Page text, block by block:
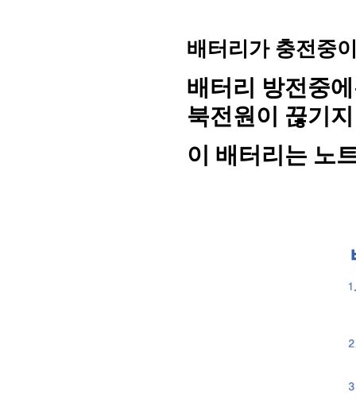
배터리가 충전중
배터리 방전중
북전원이 끊기
이 배터리는 노